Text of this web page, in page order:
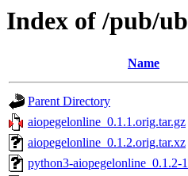
Index of /pub/
Name
Parent Directory
aiopegelonline_0.1.1.orig.tar.gz
aiopegelonline_0.1.2.orig.tar.xz
python3-aiopegelonline_0.1.2-